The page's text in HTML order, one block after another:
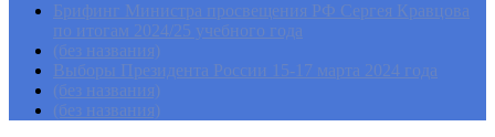
Брифинг Министра просвещения РФ Сергея Кравцова
по итогам 2024/25 учебного года
(без названия)
Выборы Президента России 15-17 марта 2024 года
(без названия)
(без названия)